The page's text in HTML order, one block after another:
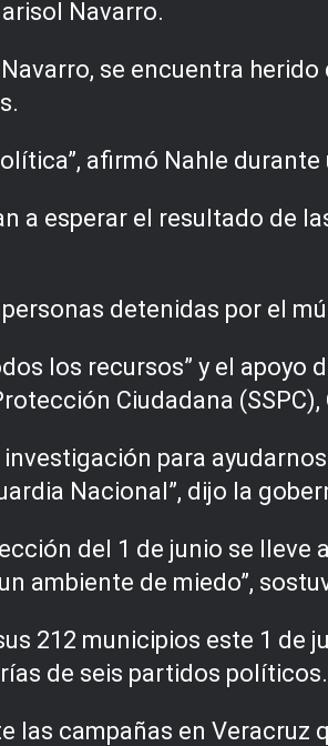
Navarro.
se encuentra
afirmó Nahle
a esperar el resultado de
detenidas por el
los recursos” y el apoyo
Ciudadana
para
Nacional”, dijo la
del 1 de junio se lleve
ambiente de miedo”,
212 municipios este 1 de
de seis partidos políticos.
las campañas en Veracruz